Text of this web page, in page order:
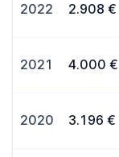
2022 2.908 €
2021 4.000 €
2020 3.196 €